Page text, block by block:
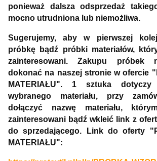
ponieważ dalsza odsprzedaż
mocno utrudniona lub niemożliwa.
Sugerujemy, aby w pierwszej
próbkę bądź próbki materiałów,
zainteresowani. Zakupu próbek
dokonać na naszej stronie w ofercie
MATERIAŁU". 1 sztuka
wybranego materiału, przy
dołączyć nazwę materiału,
zainteresowani bądź wkleić link z
do sprzedającego. Link do oferty
MATERIAŁU":